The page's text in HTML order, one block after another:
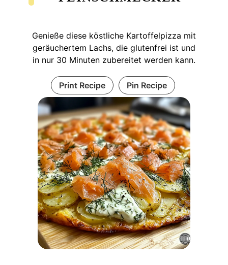
Genieße diese köstliche Kartoffelpizza mit
geräuchertem Lachs, die glutenfrei ist und
in nur 30 Minuten zubereitet werden kann.
Print Recipe Pin Recipe